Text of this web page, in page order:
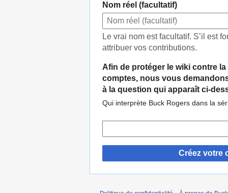
Nom réel (facultatif)
Le vrai nom est facultatif. S’il est
attribuer vos contributions.
Afin de protéger le wiki contre
comptes, nous vous
à la question qui apparaît ci-
Qui interprète Buck Rogers dans la
Créez votre